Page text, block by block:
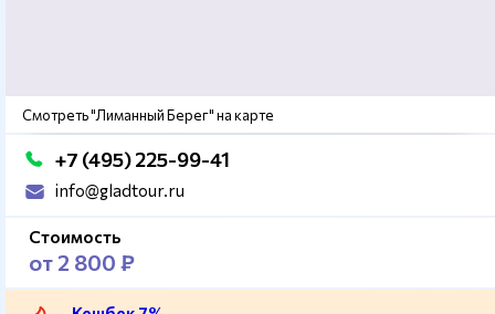
Смотреть "Лиманный Берег" на карте
+7 (495) 225-99-41
info@gladtour.ru
Стоимость
от 2 800 ₽